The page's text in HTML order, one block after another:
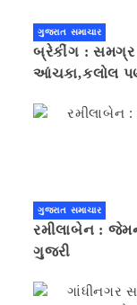
ગુજરાત સમાચાર
બ્રેકીંગ : સમગ્ર
આંચકા,કલોલ
ગુજરાત સમાચાર
રમીલાબેન :
ગુજરી